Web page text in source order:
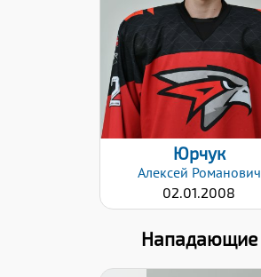
Левый
Разряд:
3
Дата заявки:
06.09.2024
Юрчук
Алексей Романович
02.01.2008
Нападающие